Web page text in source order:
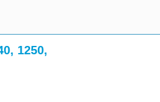
1250,